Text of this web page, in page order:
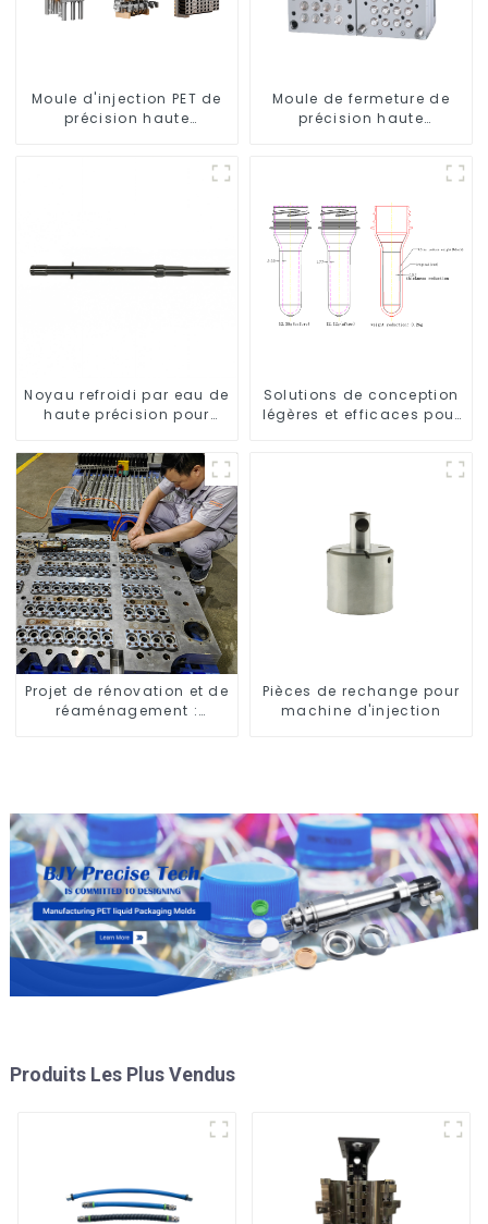
Moule d'injection PET de
précision haute
Moule de fermeture de
précision haute
Noyau refroidi par eau de
haute précision pour
bouteille en PET
Solutions de conception
légères et efficaces pour
Projet de rénovation et de
réaménagement :
Pièces de rechange pour
machine d'injection
Produits Les Plus Vendus